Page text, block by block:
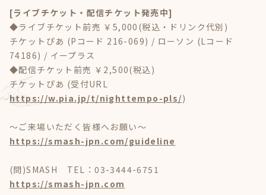
[ライブチケット・配信チケット発売中]
◆ライブチケット前売 ￥5,000(税込・ドリンク代別)
チケットぴあ (Pコード 216-069) / ローソン (Lコード
74186) / イープラス
◆配信チケット前売 ￥2,500(税込)
チケットぴあ (受付URL
https://w.pia.jp/t/nighttempo-pls/)
～ご来場いただく皆様へお願い～
https://smash-jpn.com/guideline
(問)SMASH TEL：03-3444-6751
https://smash-jpn.com